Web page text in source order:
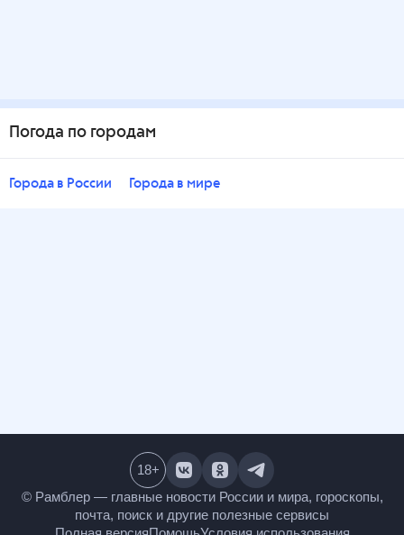
Погода по городам
Города в России Города в мире
© Рамблер — главные новости России и мира,
гороскопы, почта, поиск и другие полезные сервисы
18+